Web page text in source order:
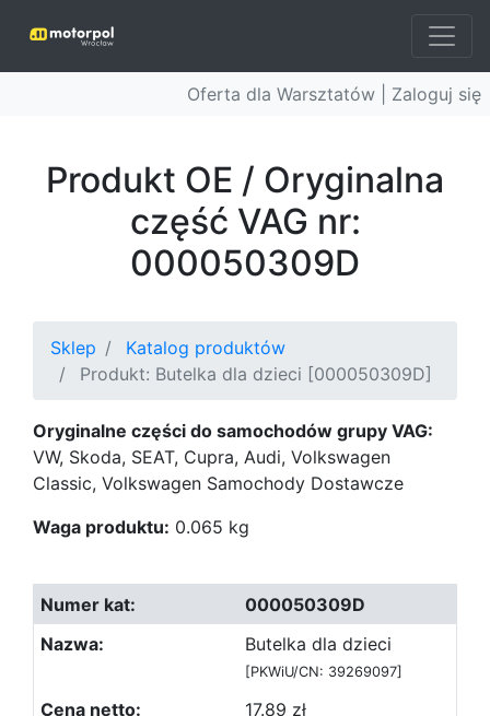
Oferta dla Warsztatów | Zaloguj się
Produkt OE / Oryginalna
część VAG nr:
000050309D
Sklep
Katalog produktów
Produkt: Butelka dla dzieci [000050309D]
Oryginalne części do samochodów grupy VAG:
VW, Skoda, SEAT, Cupra, Audi, Volkswagen
Classic, Volkswagen Samochody Dostawcze
Waga produktu: 0.065 kg
000050309D
Butelka dla dzieci
[PKWiU/CN: 39269097]
17.89 zł